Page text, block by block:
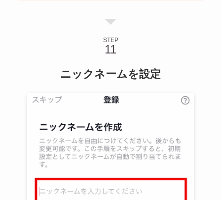
STEP
ニックネームを設定